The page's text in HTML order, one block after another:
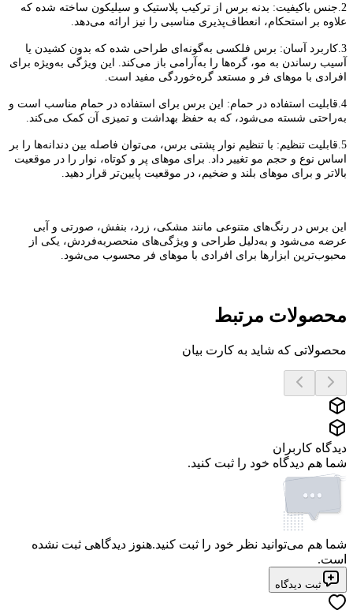
2.جنس باکیفیت: بدنه برس از ترکیب پلاستیک و سیلیکون ساخته شده که
علاوه بر استحکام، انعطاف‌پذیری مناسبی را نیز ارائه می‌دهد.
3.کاربرد آسان: برس فلکسی به‌گونه‌ای طراحی شده که بدون کشیدن یا
آسیب رساندن به مو، گره‌ها را به‌آرامی باز می‌کند. این ویژگی به‌ویژه برای
افرادی با موهای فر و مستعد گره‌خوردگی مفید است.
4.قابلیت استفاده در حمام: این برس برای استفاده در حمام مناسب است و
به‌راحتی شسته می‌شود، که به حفظ بهداشت و تمیزی آن کمک می‌کند.
5.قابلیت تنظیم: با تنظیم نوار پشتی برس، می‌توان فاصله بین دندانه‌ها را بر
اساس نوع و حجم مو تغییر داد. برای موهای پر و کوتاه، نوار را در موقعیت
بالاتر و برای موهای بلند و ضخیم، در موقعیت پایین‌تر قرار دهید.
این برس در رنگ‌های متنوعی مانند مشکی، زرد، بنفش، صورتی و آبی
عرضه می‌شود و به‌دلیل طراحی و ویژگی‌های منحصربه‌فردش، یکی از
محبوب‌ترین ابزارها برای افرادی با موهای فر محسوب می‌شود.
محصولات مرتبط
محصولاتی که شاید به کارت بیان
دیدگاه کاربران
شما هم دیدگاه خود را ثبت کنید.
شما هم می‌توانید نظر خود را ثبت کنید.هنوز دیدگاهی ثبت نشده
است.
ثبت دیدگاه